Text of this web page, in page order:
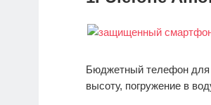
Бюджетный телефон для
высоту, погружение в